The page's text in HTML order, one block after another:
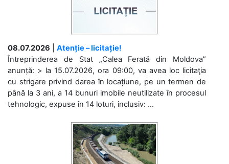
08.07.2026
Atenție – licitație!
Întreprinderea de Stat „Calea Ferată din Moldova”
anunță: > la 15.07.2026, ora 09:00, va avea loc licitaţia
cu strigare privind darea în locațiune, pe un termen de
până la 3 ani, a 14 bunuri imobile neutilizate în procesul
tehnologic, expuse în 14 loturi, inclusiv: ...